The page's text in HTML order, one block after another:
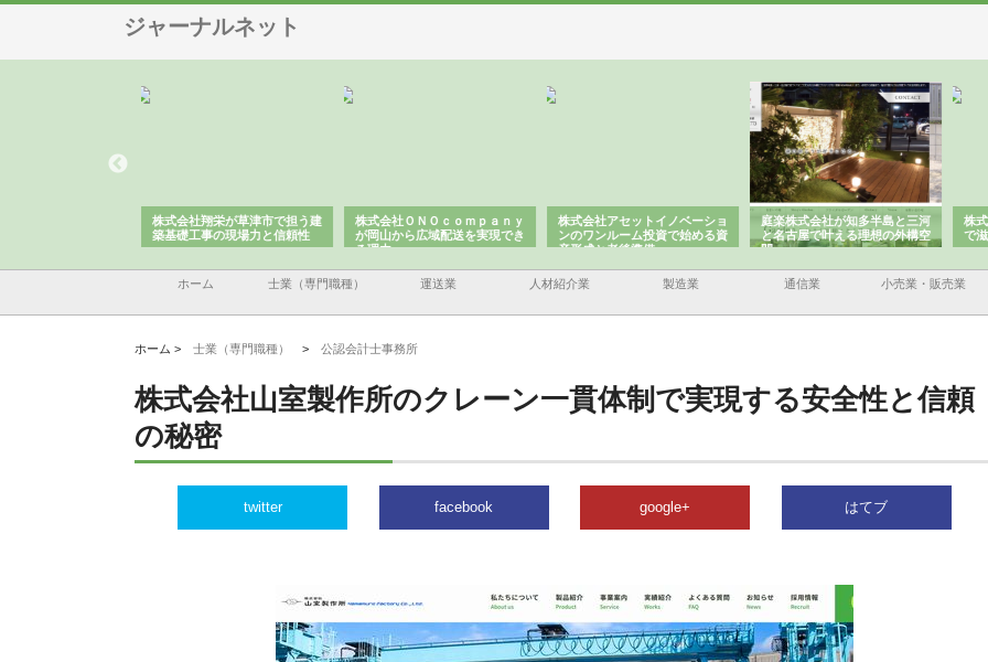
ジャーナルネット
株式会社翔栄が草津市で担う建
築基礎工事の現場力と信頼性
株式会社ＯＮＯｃｏｍｐａｎｙ
が岡山から広域配送を実現でき
る理由
株式会社アセットイノベーショ
ンのワンルーム投資で始める資
産形成と老後準備
庭楽株式会社が知多半島と三河
と名古屋で叶える理想の外構空
間
株
で
ホーム 士業（専門職種） 運送業 人材紹介業 製造業 通信業 小売業・販売業
ホーム > 士業（専門職種） > 公認会計士事務所
株式会社山室製作所のクレーン一貫体制で実現する安全性と信頼
の秘密
twitter facebook google+ はてブ